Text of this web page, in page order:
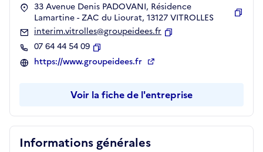
Informations générales
33 Avenue Denis PADOVANI, Résidence
Lamartine - ZAC du Liourat, 13127 VITROLLES
interim.vitrolles@groupeidees.fr
07 64 44 54 09
Copier
https://www.groupeidees.fr
Voir la fiche de l'entreprise